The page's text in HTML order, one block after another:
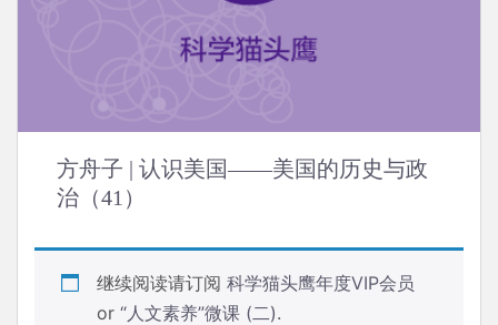
方舟子 | 认识美国——美国的历史与政
治（41）
继续阅读请订阅 科学猫头鹰年度VIP会员
or “人文素养”微课 (二).